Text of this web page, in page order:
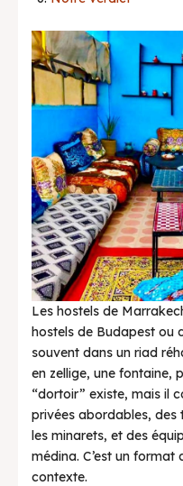
Bons Plans
Actualités
Les hostels de
hostels de Budapest ou
souvent dans un riad
en zellige, une fontaine,
“dortoir” existe, mais il
privées abordables, des
les minarets, et des
médina. C’est un
contexte.